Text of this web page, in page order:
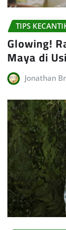
TIPS
Glowing!
Maya di
Jonathan